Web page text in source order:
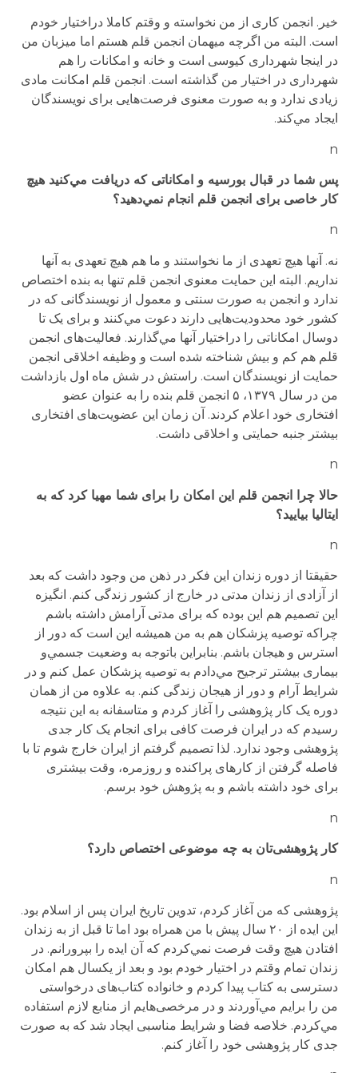
خیر. انجمن کاری از من نخواسته و وقتم کاملا دراختیار خودم
است. البته من اگرچه میهمان انجمن قلم هستم اما میزبان من
در اینجا شهرداری کیوسی است و خانه و امکانات را هم
شهرداری در اختیار من گذاشته است. انجمن قلم امکانت مادی
زیادی ندارد و به صورت معنوی فرصت‌هایی برای نویسندگان
ایجاد مي‌کند.
n
پس شما در قبال بورسیه و امکاناتی که دریافت مي‌کنید هیچ
کار خاصی برای انجمن قلم انجام نمي‌دهید؟
n
نه. آنها هیچ تعهدی از ما نخواستند و ما هم هیچ تعهدی به آنها
نداریم. البته این حمایت معنوی انجمن قلم تنها به بنده اختصاص
ندارد و انجمن به صورت سنتی و معمول از نویسندگانی که در
کشور خود محدودیت‌هایی دارند دعوت مي‌کنند و برای یک تا
دوسال امکاناتی را دراختیار آنها مي‌گذارند. فعالیت‌های انجمن
قلم هم کم و بیش شناخته شده است و وظیفه اخلاقی انجمن
حمایت از نویسندگان است. راستش در شش ماه اول بازداشت
من در سال ۱۳۷۹، ۵ انجمن قلم بنده را به عنوان عضو
افتخاری خود اعلام کردند. آن زمان این عضویت‌های افتخاری
بیشتر جنبه حمایتی و اخلاقی داشت.
n
حالا چرا انجمن قلم این امکان را برای شما مهیا کرد که به
ایتالیا بیایید؟
n
حقیقتا از دوره زندان این فکر در ذهن من وجود داشت که بعد
از آزادی از زندان مدتی در خارج از کشور زندگی کنم. انگیزه
این تصمیم هم این بوده که برای مدتی آرامش داشته باشم
چراکه توصیه پزشکان هم به من همیشه این است که دور از
استرس و هیجان باشم. بنابراین باتوجه به وضعیت جسمي‌و
بیماری بیشتر ترجیح مي‌دادم به توصیه پزشکان عمل کنم و در
شرایط آرام و دور از هیجان زندگی کنم. به علاوه من از همان
دوره یک کار پژوهشی را آغاز کردم و متاسفانه به این نتیجه
رسیدم که در ایران فرصت کافی برای انجام یک کار جدی
پژوهشی وجود ندارد. لذا تصمیم گرفتم از ایران خارج شوم تا با
فاصله گرفتن از کارهای پراکنده و روزمره، وقت بیشتری
برای خود داشته باشم و به پژوهش خود برسم.
n
کار پژوهشی‌تان به چه موضوعی اختصاص دارد؟
n
پژوهشی که من آغاز کردم، تدوین تاریخ ایران پس از اسلام بود.
این ایده از ۲۰ سال پیش با من همراه بود اما تا قبل از به زندان
افتادن هیچ وقت فرصت نمي‌کردم که آن ایده را بپرورانم. در
زندان تمام وقتم در اختیار خودم بود و بعد از یکسال هم امکان
دسترسی به کتاب پیدا کردم و خانواده کتاب‌های درخواستی
من را برایم مي‌آوردند و در مرخصی‌هایم از منابع لازم استفاده
مي‌کردم. خلاصه فضا و شرایط مناسبی ایجاد شد که به صورت
جدی کار پژوهشی خود را آغاز کنم.